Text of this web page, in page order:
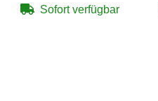
Sofort verfügbar